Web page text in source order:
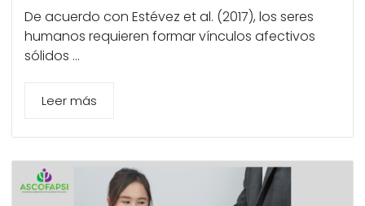
De acuerdo con Estévez et al. (2017), los seres
humanos requieren formar vínculos afectivos
sólidos ...
Leer más